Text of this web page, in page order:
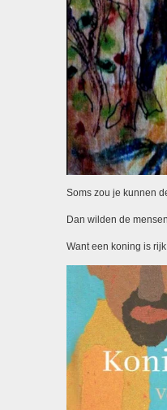
Soms zou je kunnen
Dan wilden de
Want een koning is